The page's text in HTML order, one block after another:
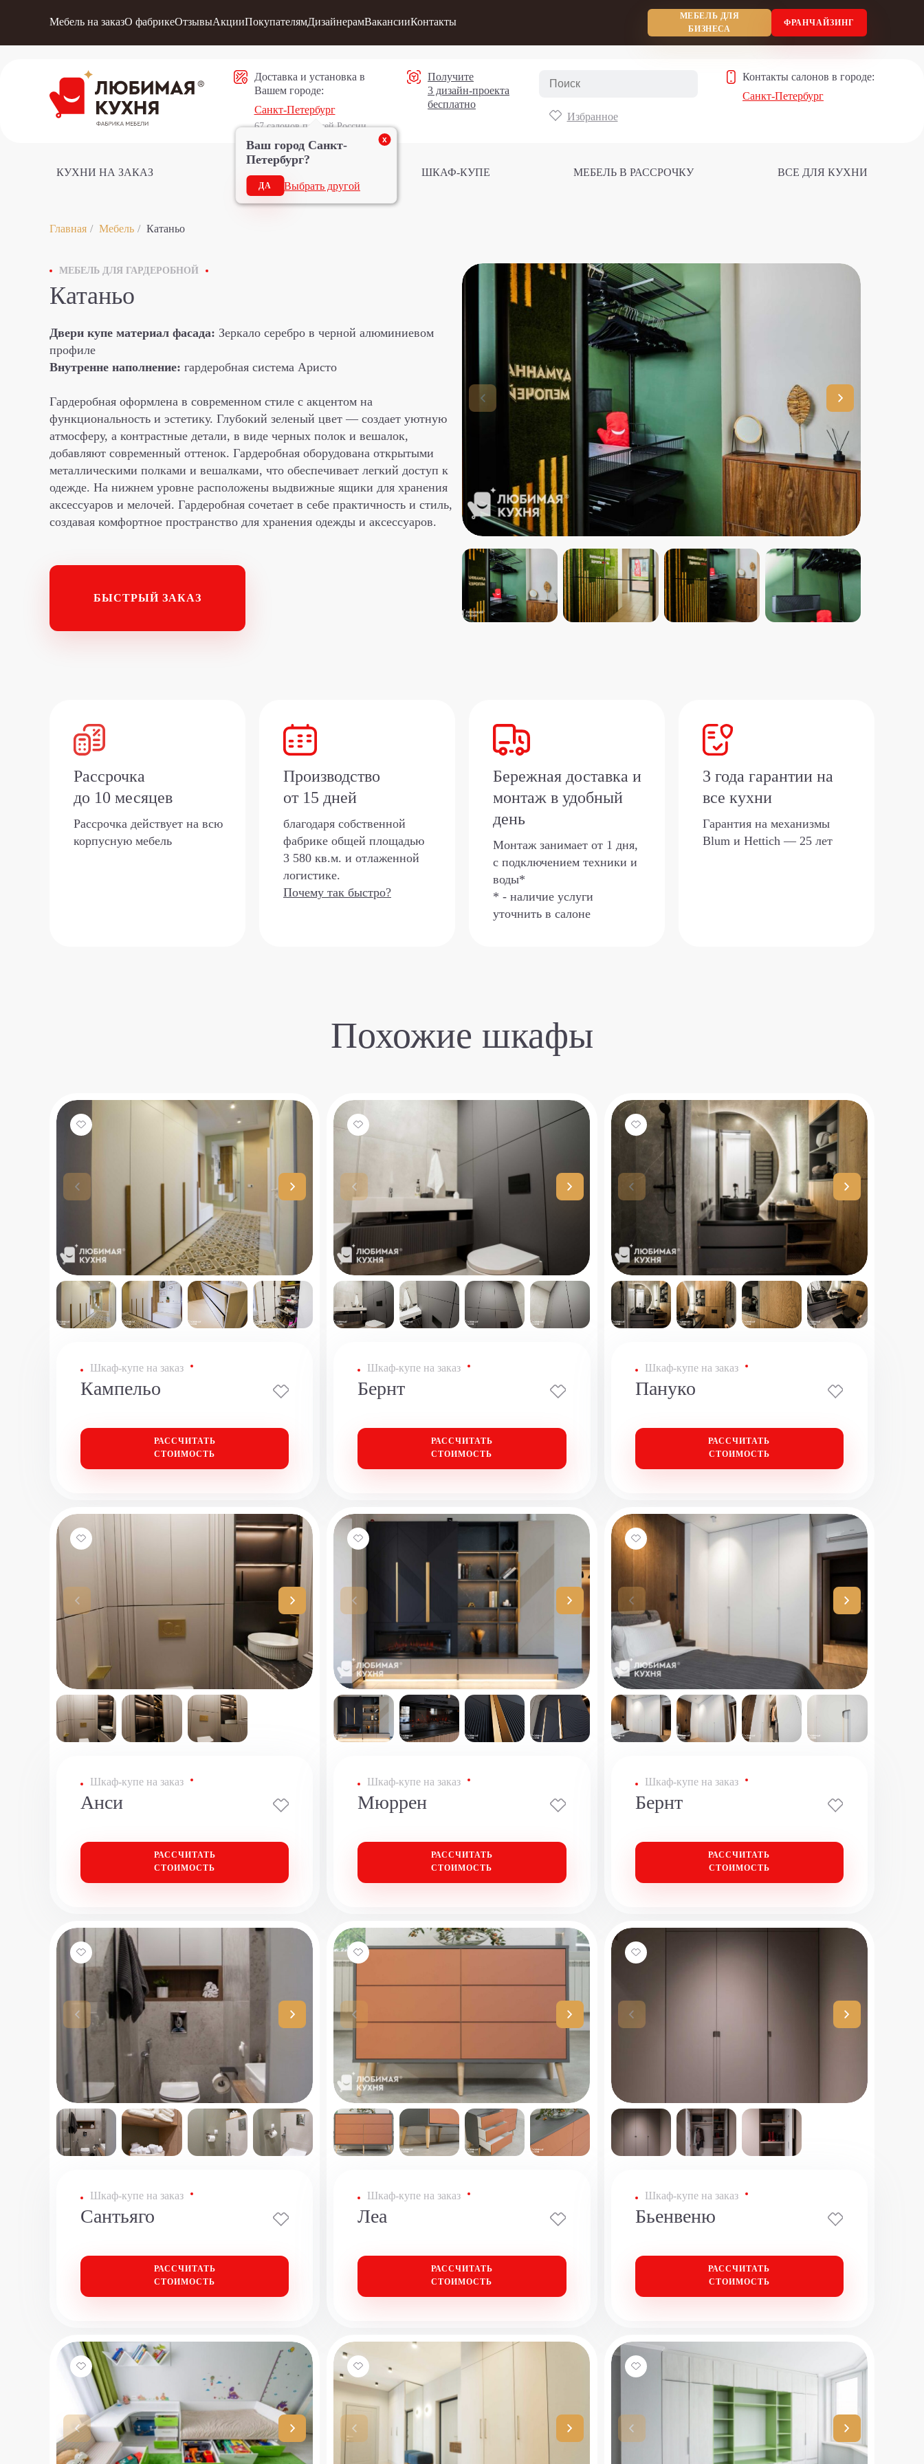
Мебель на заказО фабрикеОтзывыАкцииПокупателямДизайнерамВакансииКонтакты
МЕБЕЛЬ ДЛЯ
БИЗНЕСА
ФРАНЧАЙЗИНГ
Доставка и установка в
Вашем городе:
Санкт-Петербург
x
Ваш город Санкт-
Петербург?
ДА Выбрать другой
67 салонов по всей России
Получите
3 дизайн-проекта
бесплатно
Избранное
Контакты салонов в городе:
Санкт-Петербург
КУХНИ НА ЗАКАЗ ШКАФ-КУПЕ МЕБЕЛЬ В РАССРОЧКУ ВСЕ ДЛЯ КУХНИ
Главная Мебель Катаньо
МЕБЕЛЬ ДЛЯ ГАРДЕРОБНОЙ
Катаньо
Двери купе материал фасада: Зеркало серебро в черной алюминиевом
профиле
Внутренне наполнение: гардеробная система Аристо
Гардеробная оформлена в современном стиле с акцентом на
функциональность и эстетику. Глубокий зеленый цвет — создает уютную
атмосферу, а контрастные детали, в виде черных полок и вешалок,
добавляют современный оттенок. Гардеробная оборудована открытыми
металлическими полками и вешалками, что обеспечивает легкий доступ к
одежде. На нижнем уровне расположены выдвижные ящики для хранения
аксессуаров и мелочей. Гардеробная сочетает в себе практичность и стиль,
создавая комфортное пространство для хранения одежды и аксессуаров.
БЫСТРЫЙ ЗАКАЗ
Рассрочка
до 10 месяцев
Рассрочка действует на всю
корпусную мебель
Производство
от 15 дней
благодаря собственной
фабрике общей площадью
3 580 кв.м. и отлаженной
логистике.
Почему так быстро?
Бережная доставка и
монтаж в удобный
день
Монтаж занимает от 1 дня,
с подключением техники и
воды*
* - наличие услуги
уточнить в салоне
3 года гарантии на
все кухни
Гарантия на механизмы
Blum и Hettich — 25 лет
Похожие шкафы
Шкаф-купе на заказ
Кампельо
РАССЧИТАТЬ
СТОИМОСТЬ
Шкаф-купе на заказ
Бернт
РАССЧИТАТЬ
СТОИМОСТЬ
Шкаф-купе на заказ
Пануко
РАССЧИТАТЬ
СТОИМОСТЬ
Шкаф-купе на заказ
Анси
РАССЧИТАТЬ
СТОИМОСТЬ
Шкаф-купе на заказ
Мюррен
РАССЧИТАТЬ
СТОИМОСТЬ
Шкаф-купе на заказ
Бернт
РАССЧИТАТЬ
СТОИМОСТЬ
Шкаф-купе на заказ
Сантьяго
РАССЧИТАТЬ
СТОИМОСТЬ
Шкаф-купе на заказ
Леа
РАССЧИТАТЬ
СТОИМОСТЬ
Шкаф-купе на заказ
Бьенвеню
РАССЧИТАТЬ
СТОИМОСТЬ